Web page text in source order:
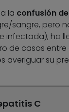
la confusión
sangre, pero
ha
de casos
averiguar su
C